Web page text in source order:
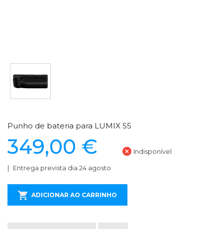
Punho de bateria para LUMIX S5
349,00 € Indisponível
Entrega prevista dia 24 agosto
ADICIONAR AO CARRINHO